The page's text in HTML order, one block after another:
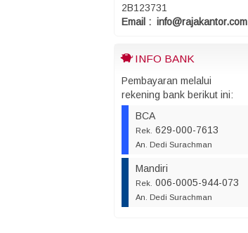
2B123731
Email : info@rajakantor.com
INFO BANK
Pembayaran melalui
rekening bank berikut ini:
BCA
Rek. 629-000-7613
An. Dedi Surachman
Mandiri
Rek. 006-0005-944-073
An. Dedi Surachman